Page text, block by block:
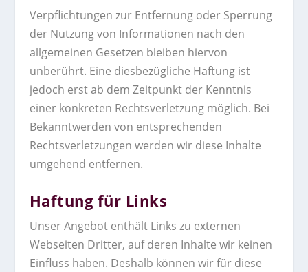
Verpflichtungen zur Entfernung oder Sperrung
der Nutzung von Informationen nach den
allgemeinen Gesetzen bleiben hiervon
unberührt. Eine diesbezügliche Haftung ist
jedoch erst ab dem Zeitpunkt der Kenntnis
einer konkreten Rechtsverletzung möglich. Bei
Bekanntwerden von entsprechenden
Rechtsverletzungen werden wir diese Inhalte
umgehend entfernen.
Haftung für Links
Unser Angebot enthält Links zu externen
Webseiten Dritter, auf deren Inhalte wir keinen
Einfluss haben. Deshalb können wir für diese